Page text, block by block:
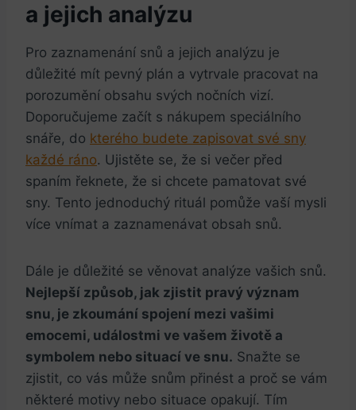
a jejich analýzu
Pro zaznamenání snů a jejich analýzu je
důležité mít pevný plán a vytrvale pracovat na
porozumění obsahu svých nočních vizí.
Doporučujeme začít s nákupem speciálního
snáře, do kterého budete zapisovat své sny
každé ráno. Ujistěte se, že si večer před
spaním řeknete, že si chcete pamatovat své
sny. Tento jednoduchý rituál pomůže vaší mysli
více vnímat a zaznamenávat obsah snů.
Dále je důležité se věnovat analýze vašich snů.
Nejlepší způsob, jak zjistit pravý význam
snu, je zkoumání spojení mezi vašimi
emocemi, událostmi ve vašem životě a
symbolem nebo situací ve snu. Snažte se
zjistit, co vás může snům přinést a proč se vám
některé motivy nebo situace opakují. Tím